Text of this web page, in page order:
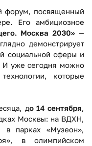
форум, посвященный
Его амбициозное
Москва 2030»—
демонстрирует
социальной сферы и
И уже сегодня можно
которые
до 14 сентября,
Москвы: на ВДХН,
в парках «Музеон»,
в олимпийском